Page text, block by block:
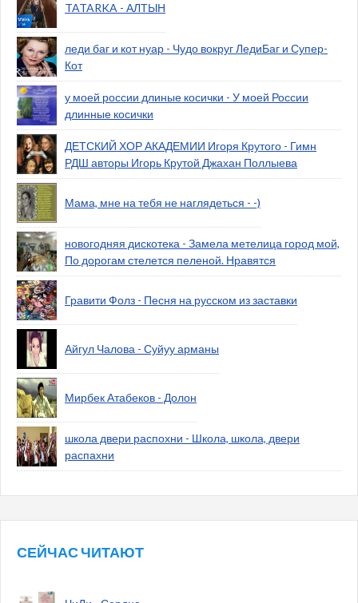
TATARKA - АЛТЫН
леди баг и кот нуар - Чудо вокруг ЛедиБаг и Супер-
Кот
у моей россии длиные косички - У моей России
длинные косички
ДЕТСКИЙ ХОР АКАДЕМИИ Игоря Крутого - Гимн
РДШ авторы Игорь Крутой Джахан Поллыева
Мама, мне на тебя не наглядеться - -)
новогодняя дискотека - Замела метелица город мой,
По дорогам стелется пеленой. Нравятся
Гравити Фолз - Песня на русском из заставки
Айгул Чалова - Суйуу арманы
Мирбек Атабеков - Долон
школа двери распохни - Школа, школа, двери
распахни
СЕЙЧАС ЧИТАЮТ